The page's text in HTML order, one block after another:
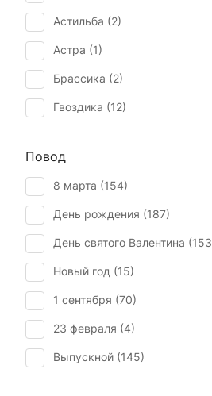
Астильба (2)
Астра (1)
Брассика (2)
Гвоздика (12)
Гиацинт (
Гиперикум (11
Гипсофила (3)
Гортензия (12 )
Ирис ( 2 )
Калла (1)
Мимоза (1)
Озотамнус ( 2)
Повод
8 марта (154)
День рождения (187)
День святого Валентина (153
Новый год (15)
1 сентября (70)
23 февраля (4)
Выпускной (145)